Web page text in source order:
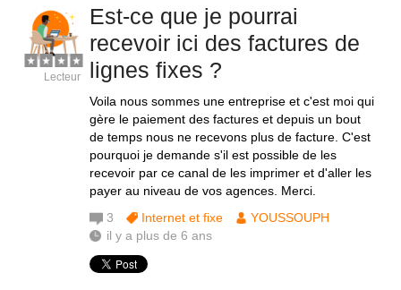
Est-ce que je pourrai
recevoir ici des factures de
lignes fixes ?
Voila nous sommes une entreprise et c'est moi qui
gère le paiement des factures et depuis un bout
de temps nous ne recevons plus de facture. C'est
pourquoi je demande s'il est possible de les
recevoir par ce canal de les imprimer et d'aller les
payer au niveau de vos agences. Merci.
Lecteur
3 Internet et fixe
YOUSSOUPH
il y a plus de 6 ans